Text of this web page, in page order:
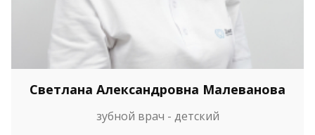
Светлана Александровна Малеванова
зубной врач - детский